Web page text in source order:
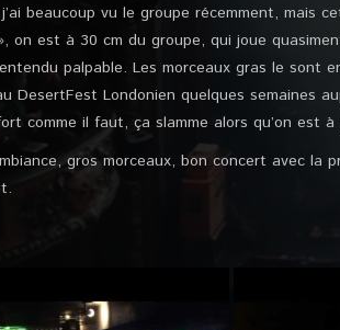
beaucoup vu le groupe récemment, mais
on est à 30 cm du groupe, qui joue
palpable. Les morceaux gras le sont
DesertFest Londonien quelques semaines
comme il faut, ça slamme alors qu’on est
gros morceaux, bon concert avec la